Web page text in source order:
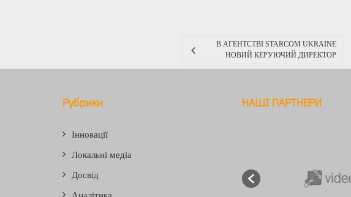
В АГЕНТСТВІ STARCOM UKRAINE
НОВИЙ КЕРУЮЧИЙ ДИРЕКТОР
Рубрики
Інновації
Локальні медіа
Досвід
Аналітика
НАШІ ПАРТНЕРИ